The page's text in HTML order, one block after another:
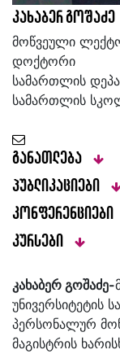
კახაბერ გოშაძე
მოწვეული
დოქტორი
სამართლის
სამართლის
განათლება
პუბლიკაციები
კონფერენციები
კურსები
კახაბერ გოშაძე-
უნივერსიტეტის
პერსონალურ
მაგისტრის